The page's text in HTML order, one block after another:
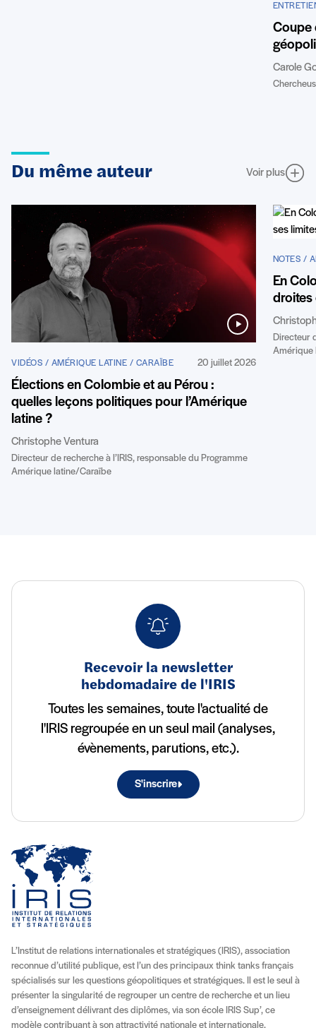
Coupe
Carole
Du même auteur Voir plus
VIDÉOS / AMÉRIQUE LATINE / CARAÏBE 20 juillet 2026
Élections en Colombie et au Pérou :
quelles leçons politiques pour l’Amérique
latine ?
Christophe Ventura
Directeur de recherche à l’IRIS, responsable du Programme
Amérique latine/Caraïbe
NOTES /
En
droites
Directeur
Amérique
Recevoir la newsletter
hebdomadaire de l'IRIS
Toutes les semaines, toute l'actualité de
l'IRIS regroupée en un seul mail (analyses,
évènements, parutions, etc.).
S'inscrire
L’Institut de relations internationales et stratégiques (IRIS), association
reconnue d’utilité publique, est l’un des principaux think tanks français
spécialisés sur les questions géopolitiques et stratégiques. Il est le seul à
présenter la singularité de regrouper un centre de recherche et un lieu
d’enseignement délivrant des diplômes, via son école IRIS Sup’, ce
modèle contribuant à son attractivité nationale et internationale.